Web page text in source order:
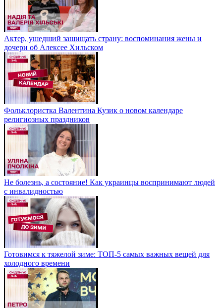
Актер, ушедший защищать страну: воспоминания жены и
дочери об Алексее Хильском
Фольклористка Валентина Кузик о новом календаре
религиозных праздников
Не болезнь, а состояние! Как украинцы воспринимают людей
с инвалидностью
Готовимся к тяжелой зиме: ТОП-5 самых важных вещей для
холодного времени